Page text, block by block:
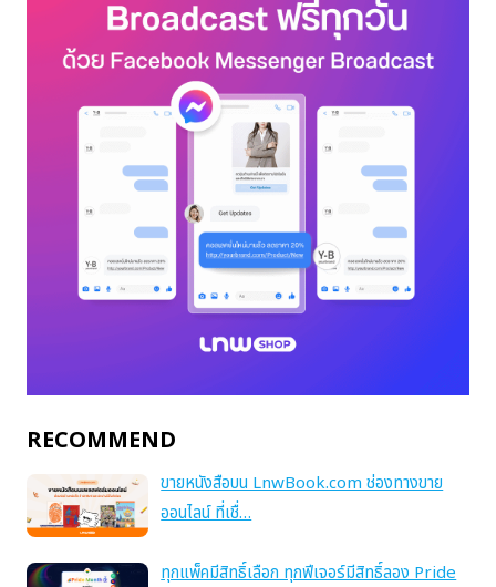
RECOMMEND
ขายหนังสือบน LnwBook.com ช่องทางขาย
ออนไลน์ ที่เชื่…
ทุกแพ็คมีสิทธิ์เลือก ทุกฟีเจอร์มีสิทธิ์ลอง Pride